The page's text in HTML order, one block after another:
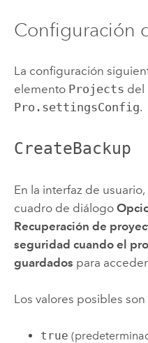
Configuración
La configuración
elemento Projects del
Pro.settingsConfig.
CreateBackup
En la interfaz de
cuadro de diálogo
Recuperación de
seguridad cuando el
guardados para
Los valores posibles
true